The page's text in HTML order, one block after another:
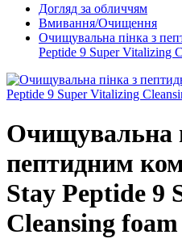
Догляд за обличчям
Вмивання/Очищення
Очищувальна пінка з
Peptide 9 Super Vitalizing
Очищувальна
пептидним
Stay Peptide 9
Cleansing foam